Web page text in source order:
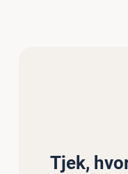
Tjek,